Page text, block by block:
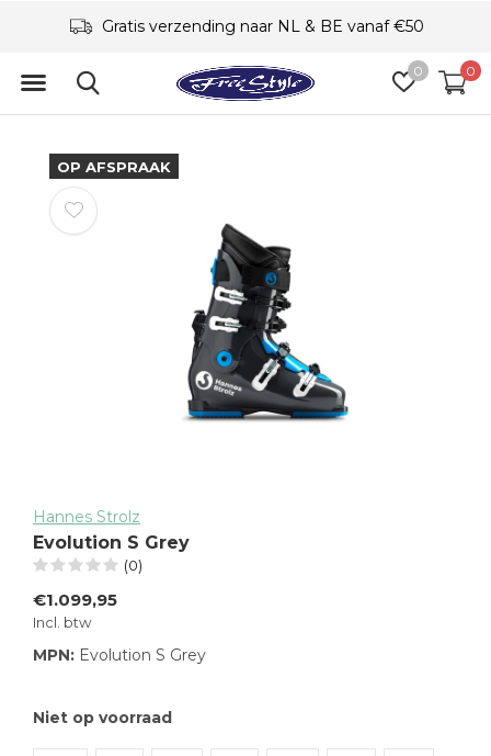
0 0
Gratis verzending naar NL & BE vanaf €50
OP AFSPRAAK
Hannes Strolz
Evolution S Grey
(0)
€1.099,95
Incl. btw
MPN: Evolution S Grey
Niet op voorraad